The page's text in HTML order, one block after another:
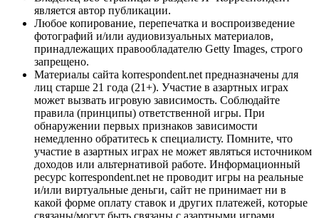
является автор публикации.
Любое копирование, перепечатка и воспроизведение
фотографий и/или аудиовизуальных материалов,
принадлежащих правообладателю Getty Images, строго
запрещено.
Материалы сайта korrespondent.net предназначены для
лиц старше 21 года (21+). Участие в азартных играх
может вызвать игровую зависимость. Соблюдайте
правила (принципы) ответственной игры. При
обнаружении первых признаков зависимости
немедленно обратитесь к специалисту. Помните, что
участие в азартных играх не может являться источником
доходов или альтернативой работе. Информационный
ресурс korrespondent.net не проводит игры на реальные
и/или виртуальные деньги, сайт не принимает ни в
какой форме оплату ставок и других платежей, которые
связаны/могут быть связаны с азартными играми,